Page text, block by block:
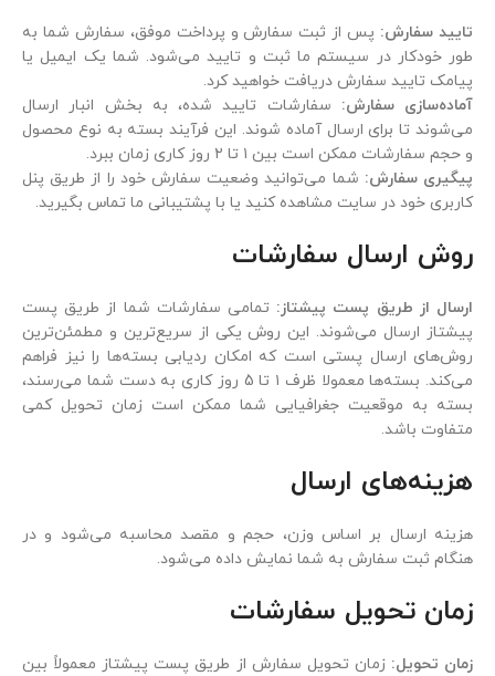
تایید سفارش: پس از ثبت سفارش و پرداخت موفق، سفارش شما به
طور خودکار در سیستم ما ثبت و تایید می‌شود. شما یک ایمیل یا
پیامک تایید سفارش دریافت خواهید کرد.
آماده‌سازی سفارش: سفارشات تایید شده، به بخش انبار ارسال
می‌شوند تا برای ارسال آماده شوند. این فرآیند بسته به نوع محصول
و حجم سفارشات ممکن است بین ۱ تا ۲ روز کاری زمان ببرد.
پیگیری سفارش: شما می‌توانید وضعیت سفارش خود را از طریق پنل
کاربری خود در سایت مشاهده کنید یا با پشتیبانی ما تماس بگیرید.
روش ارسال سفارشات
ارسال از طریق پست پیشتاز: تمامی سفارشات شما از طریق پست
پیشتاز ارسال می‌شوند. این روش یکی از سریع‌ترین و مطمئن‌ترین
روش‌های ارسال پستی است که امکان ردیابی بسته‌ها را نیز فراهم
می‌کند. بسته‌ها معمولا ظرف ۱ تا 5 روز کاری به دست شما می‌رسند،
بسته به موقعیت جغرافیایی شما ممکن است زمان تحویل کمی
متفاوت باشد.
هزینه‌های ارسال
هزینه ارسال بر اساس وزن، حجم و مقصد محاسبه می‌شود و در
هنگام ثبت سفارش به شما نمایش داده می‌شود.
زمان تحویل سفارشات
زمان تحویل: زمان تحویل سفارش از طریق پست پیشتاز معمولاً بین